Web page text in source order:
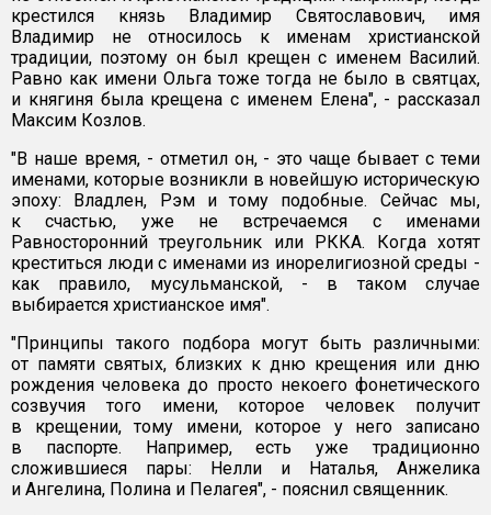
крестился князь Владимир Святославович, имя
Владимир не относилось к именам христианской
традиции, поэтому он был крещен с именем Василий.
Равно как имени Ольга тоже тогда не было в святцах,
и княгиня была крещена с именем Елена", - рассказал
Максим Козлов.
"В наше время, - отметил он, - это чаще бывает с теми
именами, которые возникли в новейшую историческую
эпоху: Владлен, Рэм и тому подобные. Сейчас мы,
к счастью, уже не встречаемся с именами
Равносторонний треугольник или РККА. Когда хотят
креститься люди с именами из инорелигиозной среды -
как правило, мусульманской, - в таком случае
выбирается христианское имя".
"Принципы такого подбора могут быть различными:
от памяти святых, близких к дню крещения или дню
рождения человека до просто некоего фонетического
созвучия того имени, которое человек получит
в крещении, тому имени, которое у него записано
в паспорте. Например, есть уже традиционно
сложившиеся пары: Нелли и Наталья, Анжелика
и Ангелина, Полина и Пелагея", - пояснил священник.